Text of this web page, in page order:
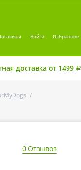
Войти Избранное
доставка от 1499 Р
/
0 Отзывов